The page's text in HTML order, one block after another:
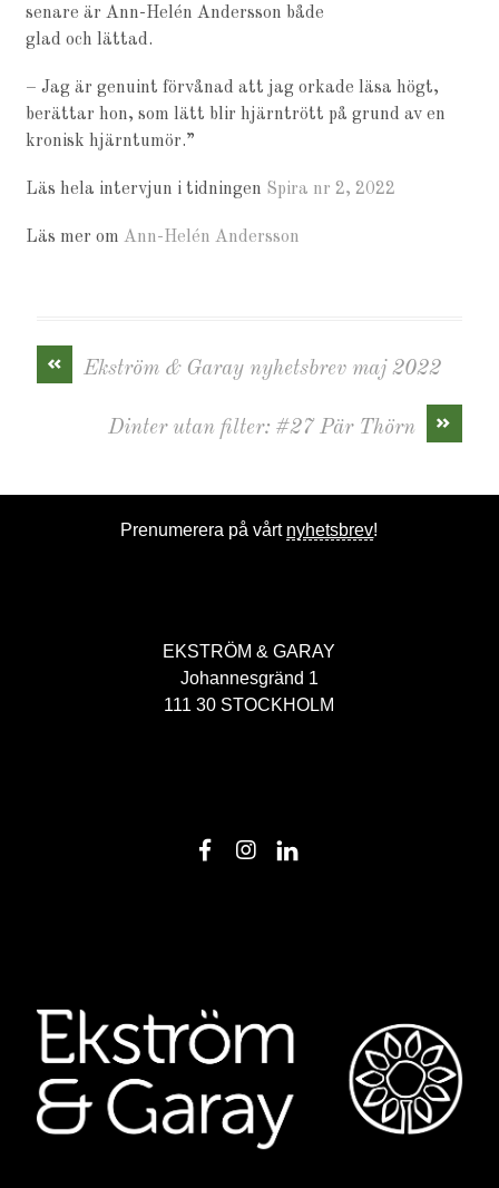
senare är Ann-Helén Andersson både
glad och lättad.
– Jag är genuint förvånad att jag orkade läsa högt,
berättar hon, som lätt blir hjärntrött på grund av en
kronisk hjärntumör.”
Läs hela intervjun i tidningen Spira nr 2, 2022
Läs mer omAnn-Helén Andersson
« Ekström & Garay nyhetsbrev maj 2022
»
Dinter utan filter: #27 Pär Thörn
Prenumerera på vårt nyhetsbrev!
EKSTRÖM & GARAY
Johannesgränd 1
111 30 STOCKHOLM